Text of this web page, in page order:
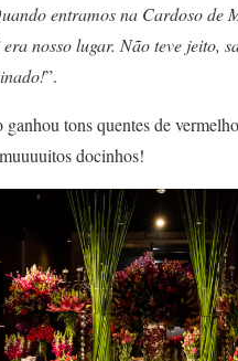
entramos na Cardoso de
nosso lugar. Não teve jeito,
”.
ganhou tons quentes de
docinhos!